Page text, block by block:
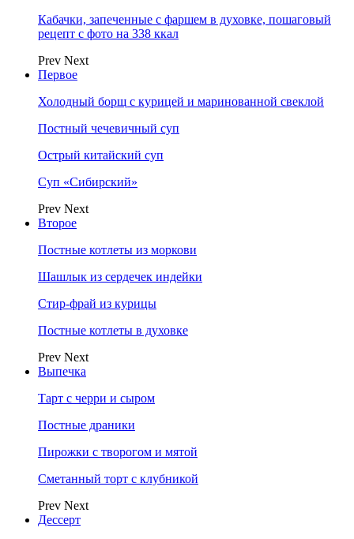
Кабачки, запеченные с фаршем в духовке, пошаговый
рецепт с фото на 338 ккал
Prev Next
Первое
Холодный борщ с курицей и маринованной свеклой
Постный чечевичный суп
Острый китайский суп
Суп «Сибирский»
Prev Next
Второе
Постные котлеты из моркови
Шашлык из сердечек индейки
Стир-фрай из курицы
Постные котлеты в духовке
Prev Next
Выпечка
Тарт с черри и сыром
Постные драники
Пирожки с творогом и мятой
Сметанный торт с клубникой
Prev Next
Дессерт